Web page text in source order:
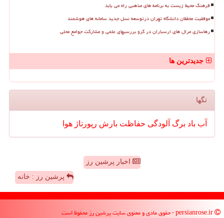
فرهنگ محیط زیست به برنامه های مذهبی راه می یابد
موفقیت محققان دانشگاه تهران درتوسعه نسل جدید سامانه های هوشمند
رهاسازی مرال های ارسباران در گرو بررسیهای علمی و مشارکت جوامع محلی
جدیدترین ها
تگها
آب باد برگ آلودگی حفاظت بارش رپورتاژ هوا
اخبار پرشین رز
پرشین رز : خانه